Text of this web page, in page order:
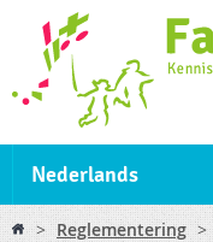
Nederlands
You are here
> Reglementering >